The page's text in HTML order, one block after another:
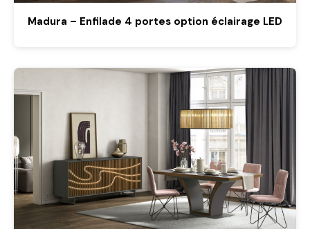
Madura – Enfilade 4 portes option éclairage LED